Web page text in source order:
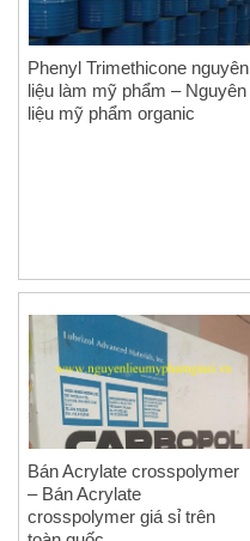
Phenyl Trimethicone nguyên
liệu làm mỹ phẩm – Nguyên
liệu mỹ phẩm organic
Bán Acrylate crosspolymer
– Bán Acrylate
crosspolymer giá sỉ trên